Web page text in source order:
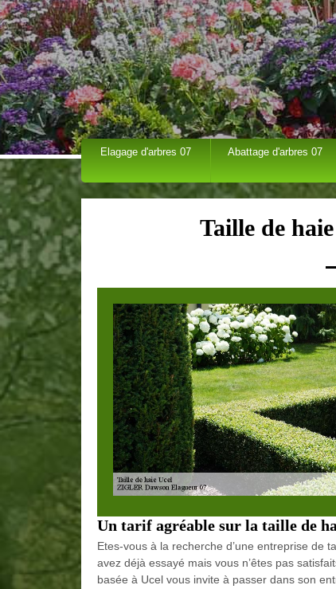
Elagage d'arbres 07 Abattage d'arbres 07
Taille de
Un tarif agréable sur la taille de
Etes-vous à la recherche d’une entreprise de
avez déjà essayé mais vous n’êtes pas
basée à Ucel vous invite à passer dans son